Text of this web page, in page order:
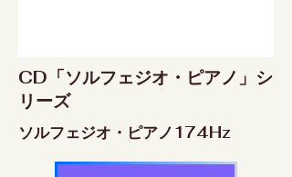
CD「ソルフェジオ・ピアノ」シ
リーズ
ソルフェジオ・ピアノ174Hz